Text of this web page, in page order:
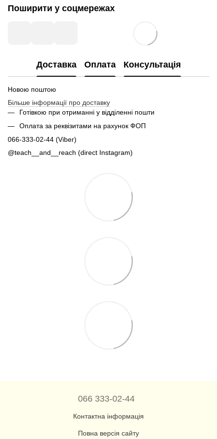
Поширити у соцмережах
Доставка Оплата Консультація
Новою поштою
Більше інформації про доставку
Готівкою при отриманні у відділенні пошти
Оплата за реквізитами на рахунок ФОП
066-333-02-44 (Viber)
@teach__and__reach (direct Instagram)
066 333-02-44
Контактна інформація
Повна версія сайту